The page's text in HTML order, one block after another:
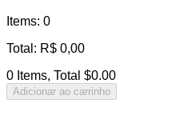
Items: 0
Total : R$ 0,00
0 Items, Total $0.00
Adicionar ao carrinho